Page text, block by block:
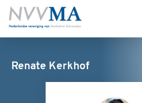
Renate Kerkhof